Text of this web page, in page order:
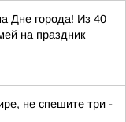
Дне города! Из 40
на праздник
не спешите три -